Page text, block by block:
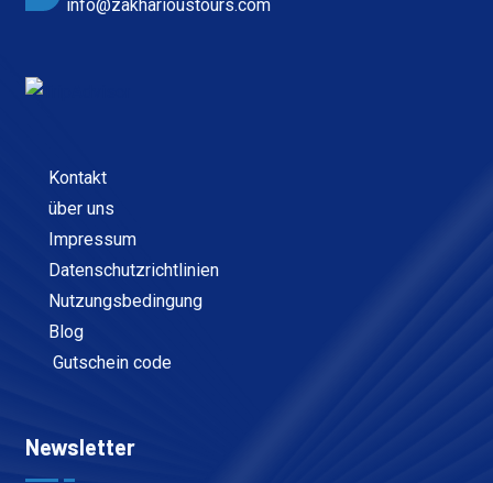
info@zakharioustours.com
Kontakt
über uns
Impressum
Datenschutzrichtlinien
Nutzungsbedingung
Blog
Gutschein code
Newsletter